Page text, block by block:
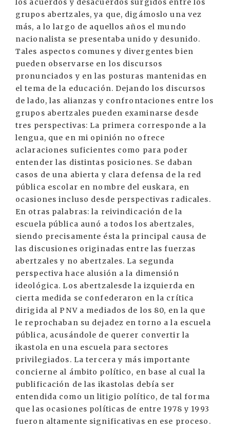
los acuerdos y desacuerdos surgidos entre los
grupos abertzales, ya que, digámoslo una vez
más, a lo largo de aquellos años el mundo
nacionalista se presentaba unido y desunido.
Tales aspectos comunes y divergentes bien
pueden observarse en los discursos
pronunciados y en las posturas mantenidas en
el tema de la educación. Dejando los discursos
de lado, las alianzas y confrontaciones entre los
grupos abertzales pueden examinarse desde
tres perspectivas: La primera corresponde a la
lengua, que en mi opinión no ofrece
aclaraciones suficientes como para poder
entender las distintas posiciones. Se daban
casos de una abierta y clara defensa de la red
pública escolar en nombre del euskara, en
ocasiones incluso desde perspectivas radicales.
En otras palabras: la reivindicación de la
escuela pública aunó a todos los abertzales,
siendo precisamente ésta la principal causa de
las discusiones originadas entre las fuerzas
abertzales y no abertzales. La segunda
perspectiva hace alusión a la dimensión
ideológica. Los abertzalesde la izquierda en
cierta medida se confederaron en la crítica
dirigida al PNV a mediados de los 80, en la que
le reprochaban su dejadez en torno a la escuela
pública, acusándole de querer convertir la
ikastola en una escuela para sectores
privilegiados. La tercera y más importante
concierne al ámbito político, en base al cual la
publificación de las ikastolas debía ser
entendida como un litigio político, de tal forma
que las ocasiones políticas de entre 1978 y 1993
fueron altamente significativas en ese proceso.